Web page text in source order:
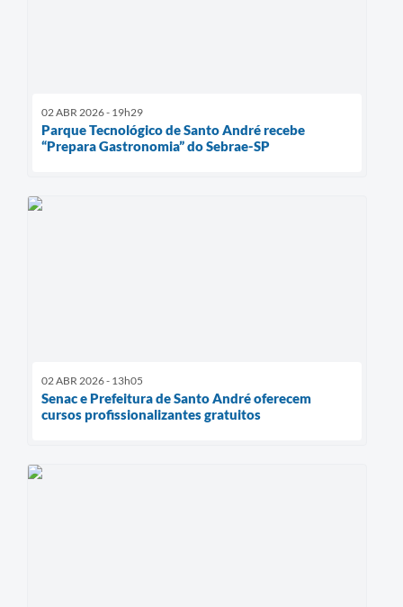
02 ABR 2026 - 19h29
Parque Tecnológico de Santo André recebe
“Prepara Gastronomia” do Sebrae-SP
02 ABR 2026 - 13h05
Senac e Prefeitura de Santo André oferecem
cursos profissionalizantes gratuitos